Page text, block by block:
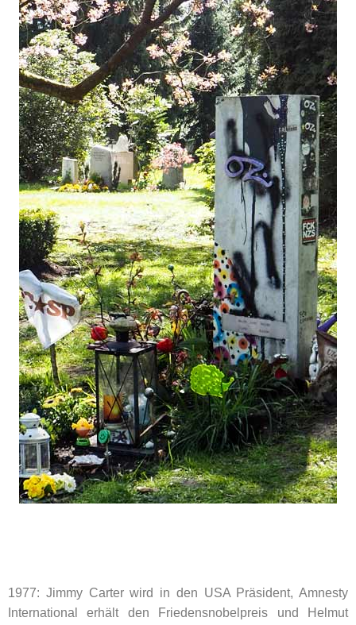
1977: Jimmy Carter wird in den USA Präsident, Amnesty
International erhält den Friedensnobelpreis und Helmut